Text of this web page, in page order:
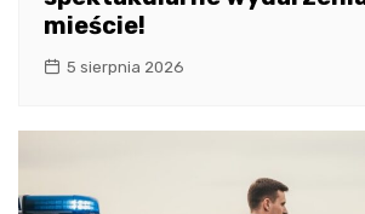
mieście!
5 sierpnia 2026